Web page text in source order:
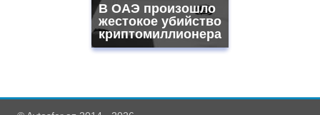
В ОАЭ произошло
жестокое убийство
криптомиллионера